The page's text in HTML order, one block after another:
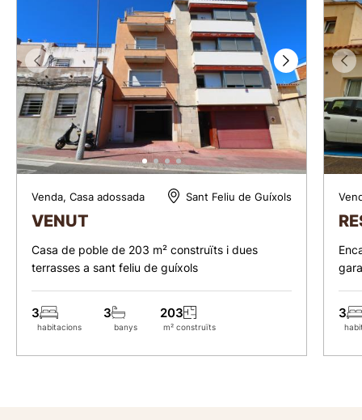
Venda, Casa adossada Sant Feliu de Guíxols
VENUT
Casa de poble de 203 m² construïts i dues
terrasses a sant feliu de guíxols
3
habitacions
3
banys
203
m² construïts
3